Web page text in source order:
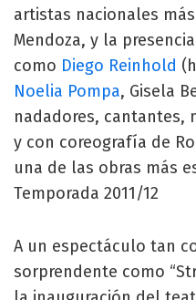
artistas nacionales
Mendoza, y la
como Diego Reinhold
Noelia Pompa, Gisela
nadadores, cantantes,
y con coreografía de
una de las obras más
Temporada 2011/12
A un espectáculo tan
sorprendente como